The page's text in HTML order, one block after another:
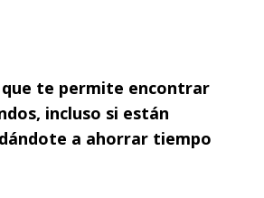
te permite encontrar
incluso si están
a ahorrar tiempo